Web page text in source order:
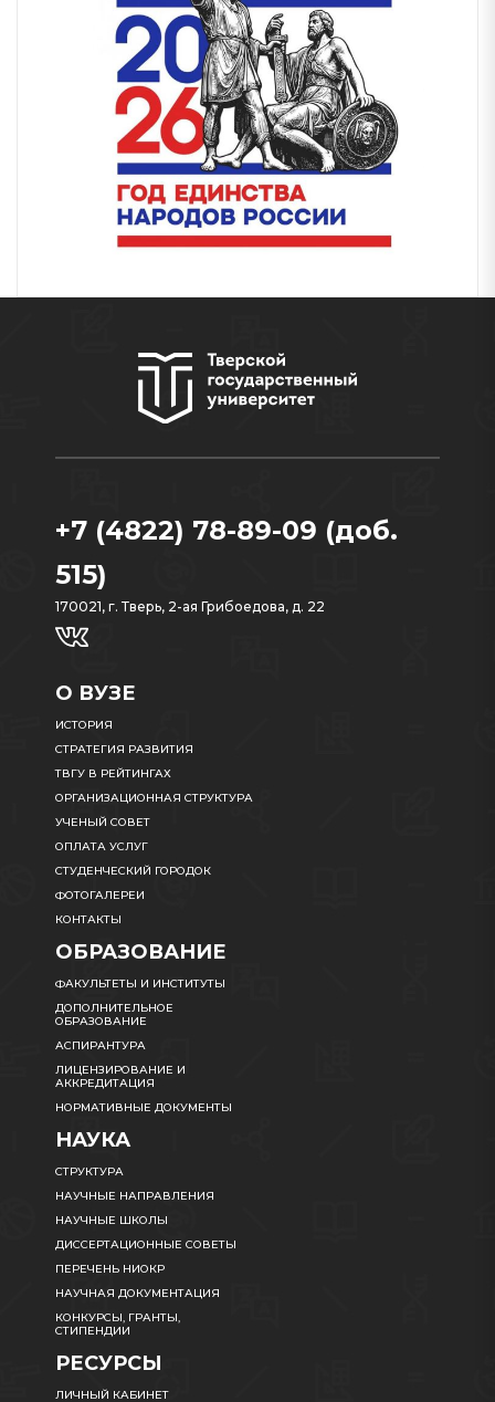
+7 (4822) 78-89-09 (доб.
515)
170021, г. Тверь, 2-ая Грибоедова, д. 22
О ВУЗЕ
ИСТОРИЯ
СТРАТЕГИЯ РАЗВИТИЯ
ТВГУ В РЕЙТИНГАХ
ОРГАНИЗАЦИОННАЯ СТРУКТУРА
УЧЕНЫЙ СОВЕТ
ОПЛАТА УСЛУГ
СТУДЕНЧЕСКИЙ ГОРОДОК
ФОТОГАЛЕРЕИ
КОНТАКТЫ
ОБРАЗОВАНИЕ
ФАКУЛЬТЕТЫ И ИНСТИТУТЫ
ДОПОЛНИТЕЛЬНОЕ
ОБРАЗОВАНИЕ
АСПИРАНТУРА
ЛИЦЕНЗИРОВАНИЕ И
АККРЕДИТАЦИЯ
НОРМАТИВНЫЕ ДОКУМЕНТЫ
НАУКА
СТРУКТУРА
НАУЧНЫЕ НАПРАВЛЕНИЯ
НАУЧНЫЕ ШКОЛЫ
ДИССЕРТАЦИОННЫЕ СОВЕТЫ
ПЕРЕЧЕНЬ НИОКР
НАУЧНАЯ ДОКУМЕНТАЦИЯ
КОНКУРСЫ, ГРАНТЫ,
СТИПЕНДИИ
РЕСУРСЫ
ЛИЧНЫЙ КАБИНЕТ